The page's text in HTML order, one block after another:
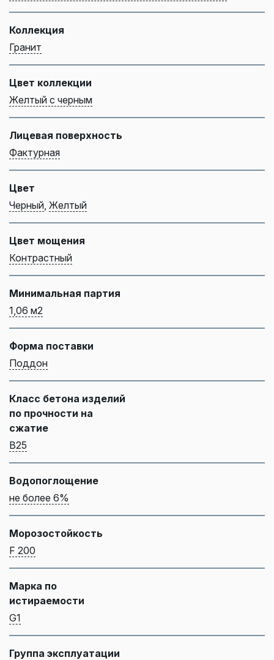
Коллекция
Гранит
Цвет коллекции
Желтый с черным
Лицевая поверхность
Фактурная
Цвет
Черный Желтый
Цвет мощения
Контрастный
Минимальная партия
1,06 м2
Форма поставки
Поддон
Класс бетона изделий
по прочности на
сжатие
B25
Водопоглощение
не более 6%
Морозостойкость
F 200
Марка по
истираемости
G1
Группа эксплуатации